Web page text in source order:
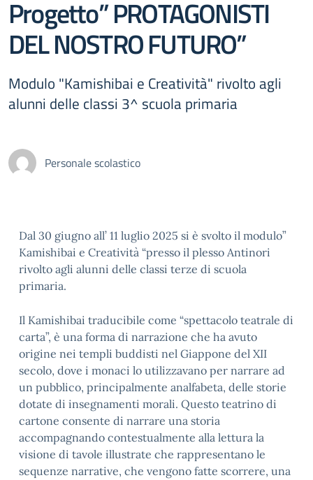
Progetto” PROTAGONISTI
DEL NOSTRO FUTURO”
Modulo "Kamishibai e Creatività" rivolto agli
alunni delle classi 3^ scuola primaria
Personale scolastico
Dal 30 giugno all’ 11 luglio 2025 si è svolto il modulo”
Kamishibai e Creatività “presso il plesso Antinori
rivolto agli alunni delle classi terze di scuola
primaria.
Il Kamishibai traducibile come “spettacolo teatrale di
carta”, è una forma di narrazione che ha avuto
origine nei templi buddisti nel Giappone del XII
secolo, dove i monaci lo utilizzavano per narrare ad
un pubblico, principalmente analfabeta, delle storie
dotate di insegnamenti morali. Questo teatrino di
cartone consente di narrare una storia
accompagnando contestualmente alla lettura la
visione di tavole illustrate che rappresentano le
sequenze narrative, che vengono fatte scorrere, una